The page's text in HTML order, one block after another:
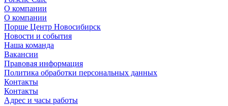
О компании
О компании
Порше Центр Новосибирск
Новости и события
Наша команда
Вакансии
Правовая информация
Политика обработки персональных данных
Контакты
Контакты
Адрес и часы работы